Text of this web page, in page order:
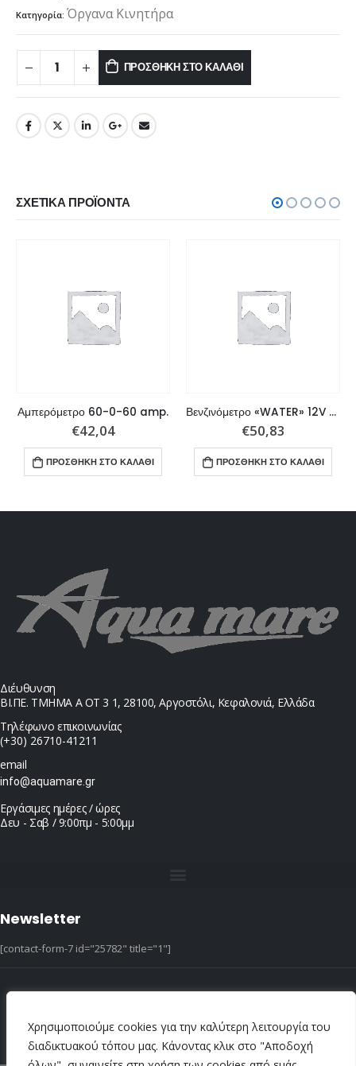
Χρησιμοποιούμε cookies για την καλύτερη λειτουργία του
διαδικτυακού τόπου μας. Κάνοντας κλικ στο "Αποδοχή
Κατηγορία: Όργανα Κινητήρα
ΠΡΟΣΘΉΚΗ ΣΤΟ ΚΑΛΆΘΙ
ΣΧΕΤΙΚΆ ΠΡΟΪΌΝΤΑ
Αμπερόμετρο 60-0-60 amp.
€42,04
ΠΡΟΣΘΉΚΗ ΣΤΟ ΚΑΛΆΘΙ
Βενζινόμετρο «WATER» 12V για όλες τις Faria Ευρωπαϊκό
€50,83
ΠΡΟΣΘΉΚΗ ΣΤΟ ΚΑΛΆΘΙ
Διέυθυνση
ΒΙ.ΠΕ. ΤΜΗΜΑ Α ΟΤ 3 1, 28100, Αργοστόλι, Κεφαλονιά, Ελλάδα
Τηλέφωνο επικοινωνίας
(+30) 26710-41211
email
info@aquamare.gr
Εργάσιμες ημέρες / ώρες
Δευ - Σαβ / 9:00πμ - 5:00μμ
Newsletter
[contact-form-7 id="25782" title="1"]